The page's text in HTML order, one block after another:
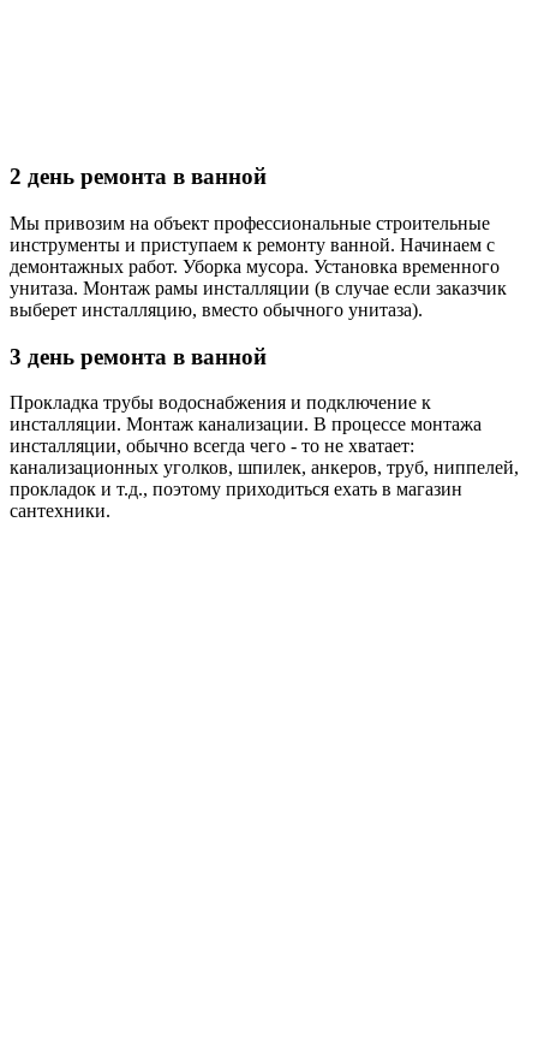
2 день ремонта в ванной
Мы привозим на объект профессиональные строительные
инструменты и приступаем к ремонту ванной. Начинаем с
демонтажных работ. Уборка мусора. Установка временного
унитаза. Монтаж рамы инсталляции (в случае если заказчик
выберет инсталляцию, вместо обычного унитаза).
3 день ремонта в ванной
Прокладка трубы водоснабжения и подключение к
инсталляции. Монтаж канализации. В процессе монтажа
инсталляции, обычно всегда чего - то не хватает:
канализационных уголков, шпилек, анкеров, труб, ниппелей,
прокладок и т.д., поэтому приходиться ехать в магазин
сантехники.